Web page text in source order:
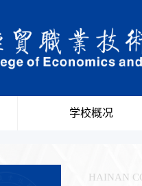
学校概况
HAINAN